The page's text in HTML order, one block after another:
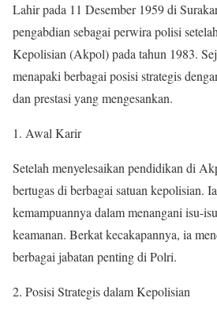
Lahir pada 11 Desember 1959 di
pengabdian sebagai perwira polisi
Kepolisian (Akpol) pada tahun 1983.
menapaki berbagai posisi strategis
dan prestasi yang mengesankan.
Awal Karir
Setelah menyelesaikan pendidikan di
bertugas di berbagai satuan kepolisian.
kemampuannya dalam menangani isu-
keamanan. Berkat kecakapannya, ia
berbagai jabatan penting di Polri.
Posisi Strategis dalam Kepolisian